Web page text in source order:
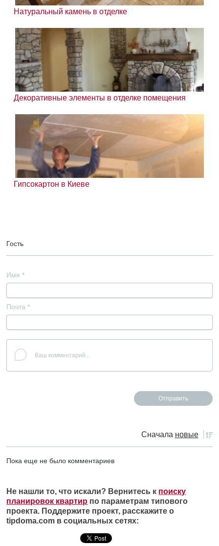
Натуральный камень в отделке
Декоративные элементы в отделке помещения
Гипсокартон в Киеве
Гость
Имя *
Почта *
Сначала новые
Пока еще не было комментариев
Не нашли то, что искали? Вернитесь к поиску
планировок квартир по параметрам типового
проекта. Поддержите проект, расскажите о
tipdoma.com в социальных сетях: